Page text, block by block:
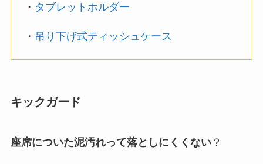
・ タブレットホルダー
・ 吊り下げ式ティッシュケース
キックガード
座席についた泥汚れって落としにくくない？